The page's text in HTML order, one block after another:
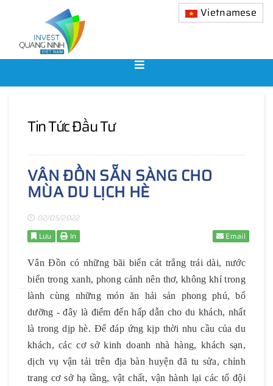
Vietnamese
Tin Tức Đầu Tư
VÂN ĐỒN SẴN SÀNG CHO
MÙA DU LỊCH HÈ
02/05/2022
Lưu
In Email
Vân Đồn có những bãi biển cát trắng trải dài, nước
biển trong xanh, phong cảnh nên thơ, không khí trong
lành cùng những món ăn hải sản phong phú, bổ
dưỡng - đây là điểm đến hấp dẫn cho du khách, nhất
là trong dịp hè. Để đáp ứng kịp thời nhu cầu của du
khách, các cơ sở kinh doanh nhà hàng, khách sạn,
dịch vụ vận tải trên địa bàn huyện đã tu sửa, chỉnh
trang cơ sở hạ tầng, vật chất, vận hành lại các tổ đội